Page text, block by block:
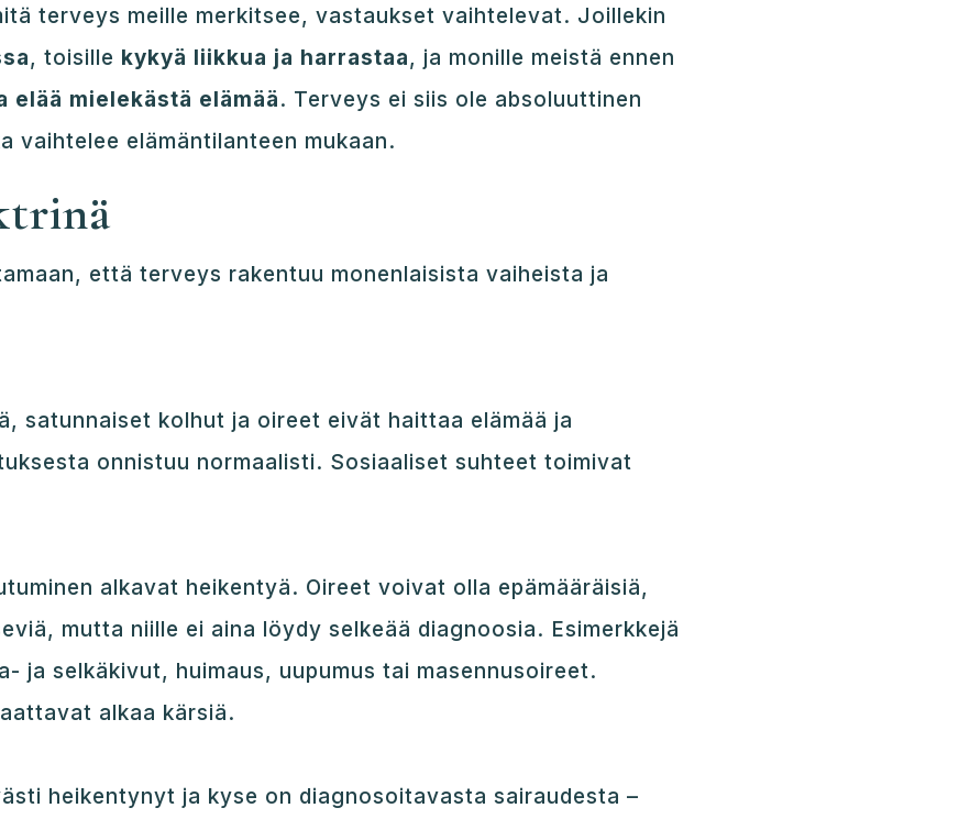
terveys meille merkitsee, vastaukset vaihtelevat. Joillekin
, toisille kykyä liikkua ja harrastaa, ja monille meistä ennen
elää mielekästä elämää. Terveys ei siis ole absoluuttinen
vaihtelee elämäntilanteen mukaan.
että terveys rakentuu monenlaisista vaiheista ja
satunnaiset kolhut ja oireet eivät haittaa elämää ja
onnistuu normaalisti. Sosiaaliset suhteet toimivat
alkavat heikentyä. Oireet voivat olla epämääräisiä,
mutta niille ei aina löydy selkeää diagnoosia. Esimerkkejä
ja selkäkivut, huimaus, uupumus tai masennusoireet.
alkaa kärsiä.
heikentynyt ja kyse on diagnosoitavasta sairaudesta –